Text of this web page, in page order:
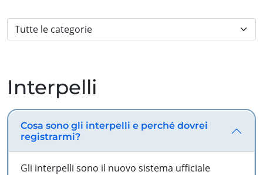
Interpelli
Cosa sono gli interpelli e perché dovrei
registrarmi?
Gli interpelli sono il nuovo sistema ufficiale